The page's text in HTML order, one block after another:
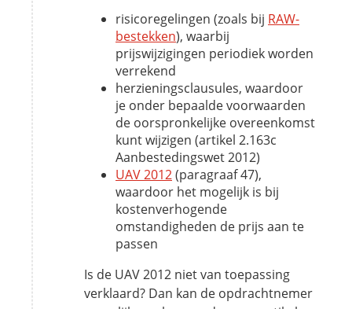
risicoregelingen (zoals bij RAW-
bestekken), waarbij
prijswijzigingen periodiek worden
verrekend
herzieningsclausules, waardoor
je onder bepaalde voorwaarden
de oorspronkelijke overeenkomst
kunt wijzigen (artikel 2.163c
Aanbestedingswet 2012)
UAV 2012(paragraaf 47),
waardoor het mogelijk is bij
kostenverhogende
omstandigheden de prijs aan te
passen
Is de UAV 2012 niet van toepassing
verklaard? Dan kan de opdrachtnemer